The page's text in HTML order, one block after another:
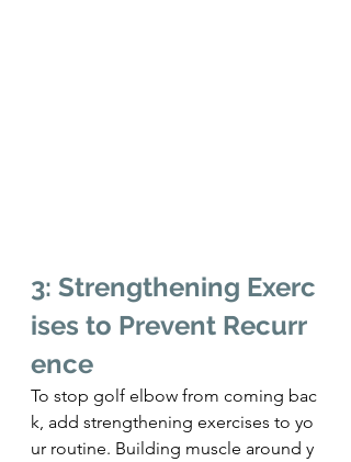
3: Strengthening Exerc
ises to Prevent Recurr
ence
To stop golf elbow from coming bac
k, add strengthening exercises to yo
ur routine. Building muscle around y